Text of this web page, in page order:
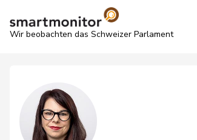
Wir beobachten das Schweizer Parlament